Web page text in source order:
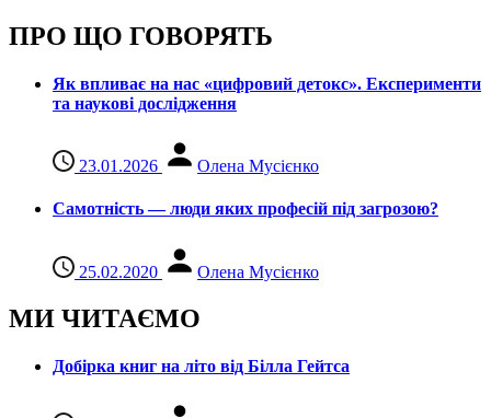
ПРО ЩО ГОВОРЯТЬ
Як впливає на нас «цифровий детокс». Експерименти
та наукові дослідження
23.01.2026 Олена Мусієнко
Самотність — люди яких професій під загрозою?
25.02.2020 Олена Мусієнко
МИ ЧИТАЄМО
Добірка книг на літо від Білла Гейтса